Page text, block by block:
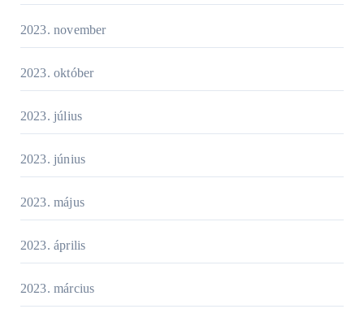
2023. november
2023. október
2023. július
2023. június
2023. május
2023. április
2023. március